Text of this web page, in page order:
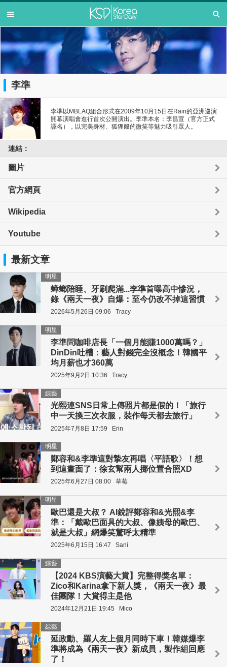
李準
李準以MBLAQ組合形式在2009年10月15日在Rain的亞洲巡演
開幕演唱會進行首次公開演出。李準本名：李昌宣（官方正式
譯名），以完美身材、狐狸般的微笑等魅力吸引眾人。
連結：
圖片
官方網頁
Wikipedia
Youtube
最新文章
蟑螂陪睡、牙刷爬滿...李準首曝高中慘況，
錄《兩天一夜》自爆：至今仍改不掉這習慣
明星
2026年5月26日 09:06 Tracy
李準問咖啡店長「一個月能賺1000萬嗎？」
DinDin吐槽：藝人對錢完全沒概念！韓國平
均月薪也才360萬
明星
2025年9月2日 10:36 Tracy
光熙連SNS日常上傳照片都是假的！「旅行
中一天換三次衣服，裝作每天都去旅行」
綜藝
2025年7月8日 17:59 Erin
鄭容和&李準這對摯友再唱〈平語歌〉！想
到這畫面了：徐玄幫兩人挪位置合照XD
明星
2025年6月27日 08:00 草莓
歐巴還是大叔？ AI銳評鄭容和&光熙&李
準：「戴歐巴面具的大叔、像姨母的歐巴、
就是大叔」網爆笑驚呼太精準
明星
2025年6月15日 16:47 Sani
【2024 KBS演藝大賞】完整得獎名單：
Zico和Karina拿下新人獎，《兩天一夜》最
佳團隊！大賞得主是他
綜藝
2024年12月21日 19:45 Mico
延政勳、羅人友上個月同時下車！韓媒爆李
準將成為《兩天一夜》新成員，製作組回應
了！
綜藝